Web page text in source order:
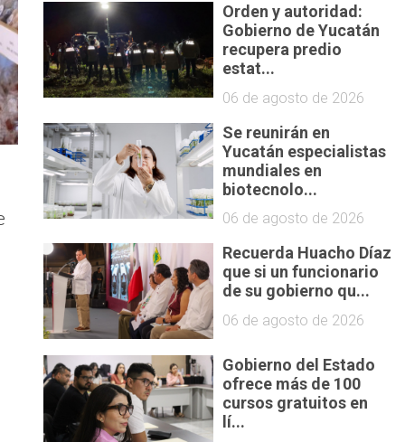
Orden y autoridad:
Gobierno de Yucatán
recupera predio
estat...
06 de agosto de 2026
Se reunirán en
Yucatán especialistas
mundiales en
biotecnolo...
06 de agosto de 2026
Recuerda Huacho Díaz
que si un funcionario
de su gobierno qu...
06 de agosto de 2026
Gobierno del Estado
ofrece más de 100
cursos gratuitos en
lí...